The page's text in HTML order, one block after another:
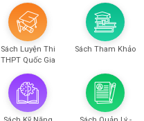
Sách Luyện Thi
THPT Quốc Gia
Sách Tham Khảo